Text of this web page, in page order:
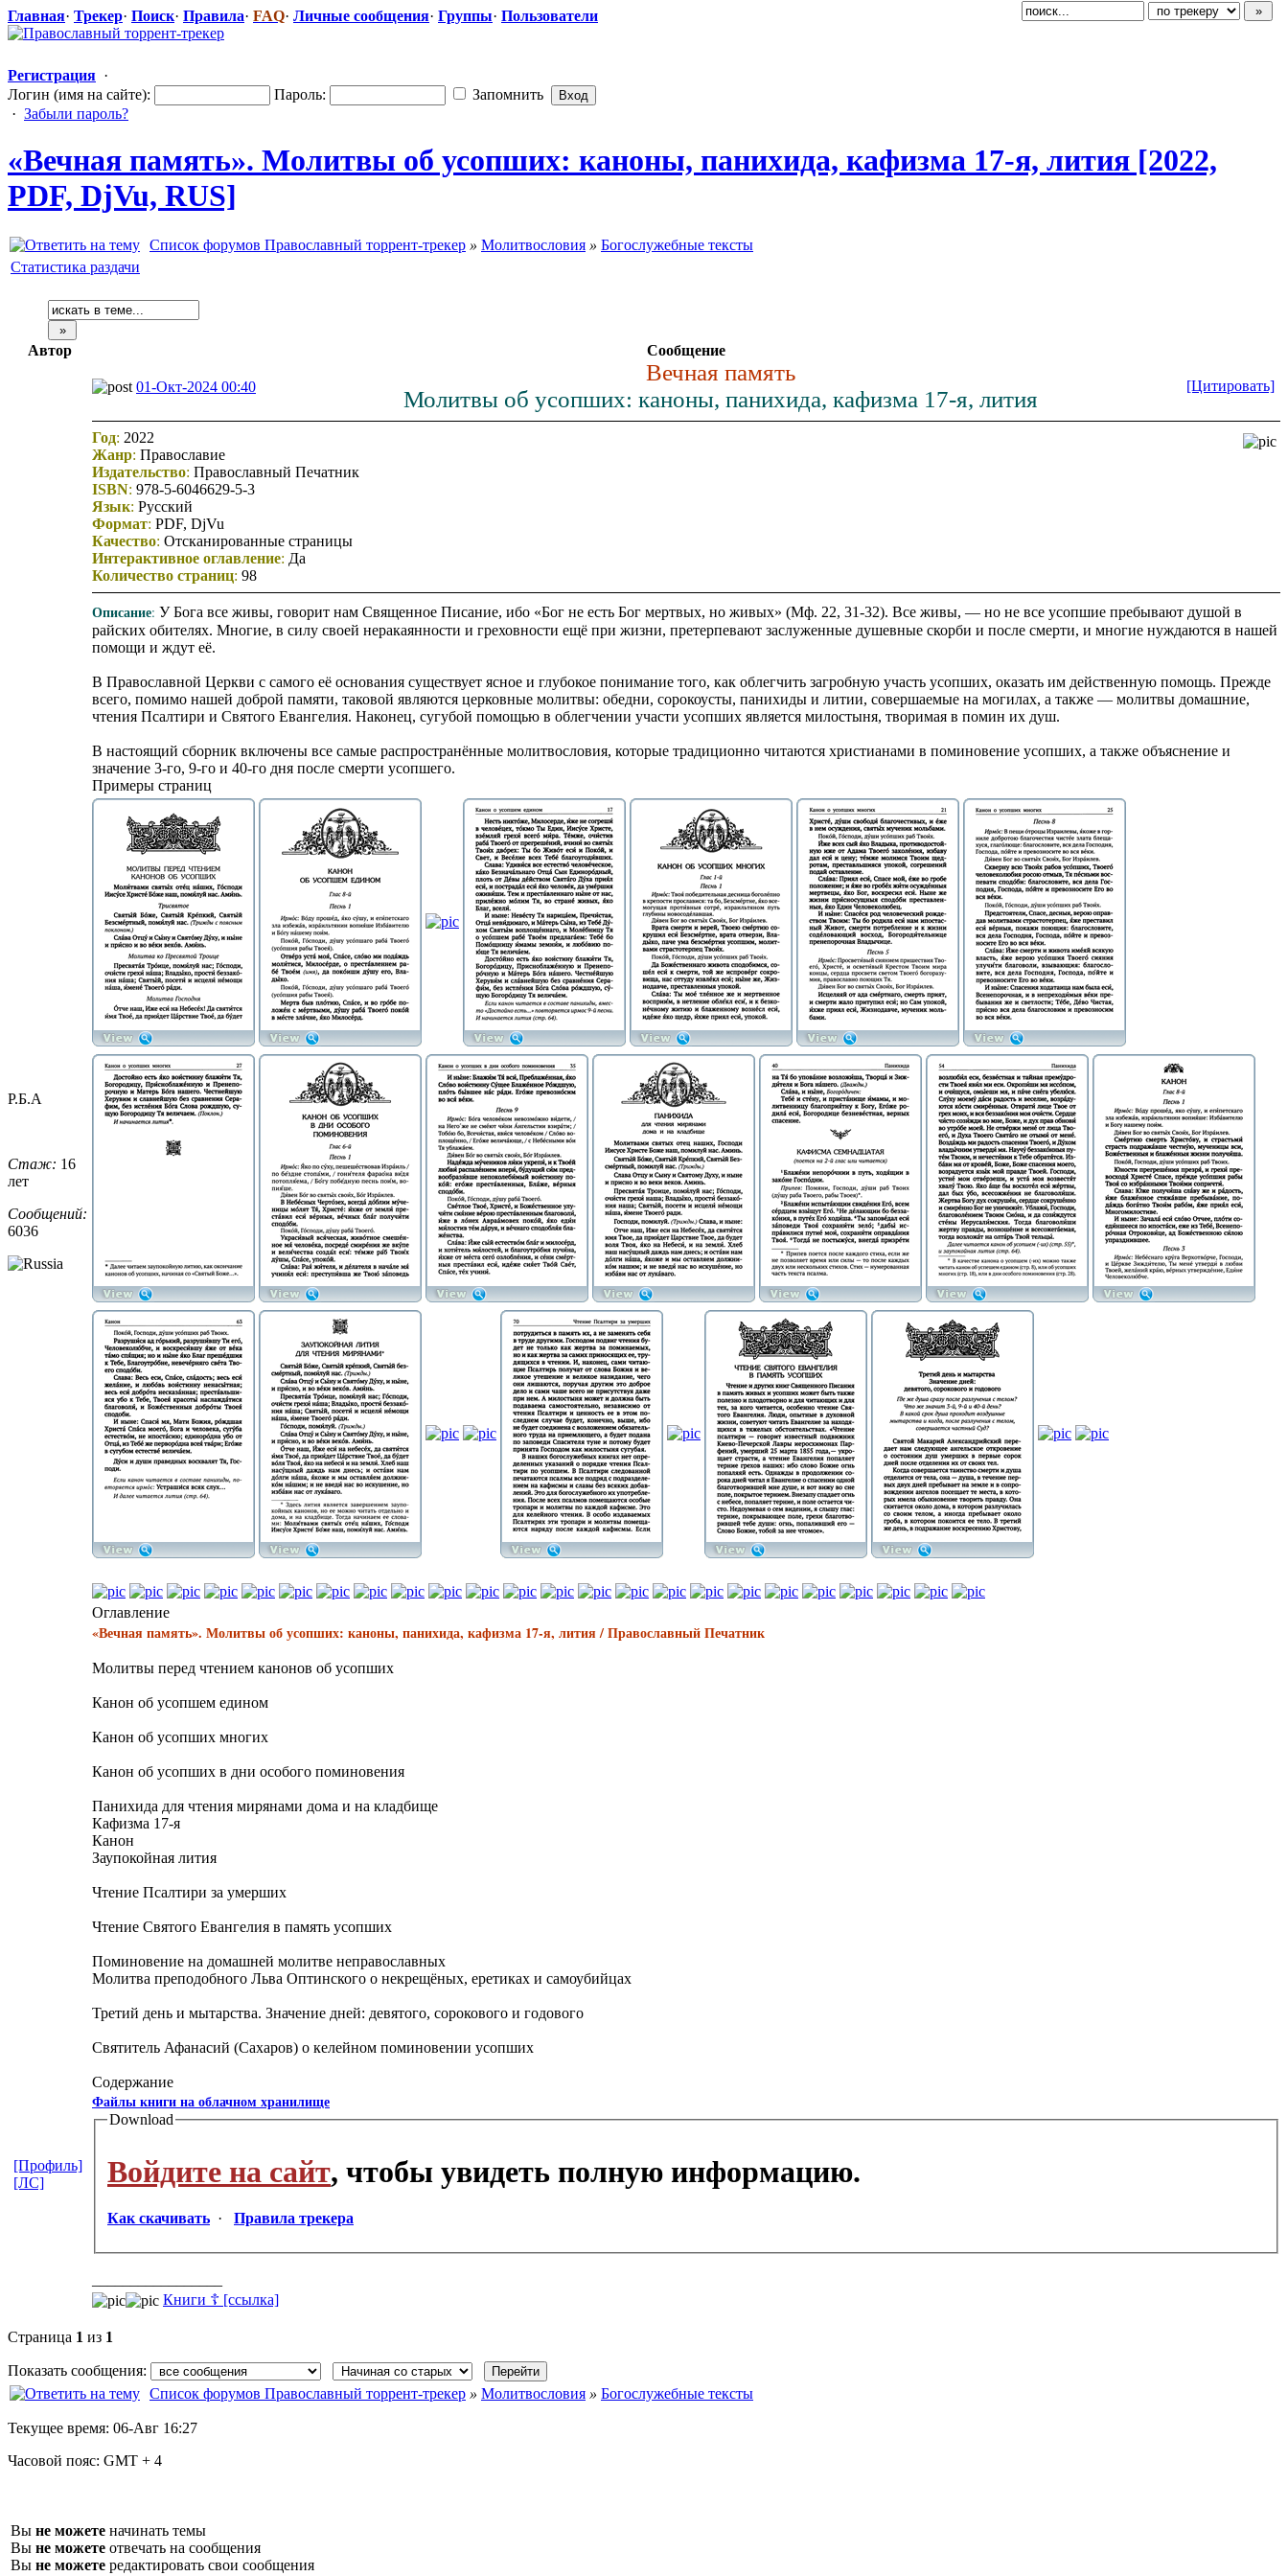
Главная· Трекер· Поиск· Правила· FAQ· Личные сообщения· Группы· Пользователи
Регистрация ·
Логин (имя на сайте):
Пароль:
Запомнить
· Забыли пароль?
«Вечная память». Молитвы об усопших: каноны, панихида, кафизма 17-я, лития [2022,
PDF, DjVu, RUS]
Список форумов Православный торрент-трекер » Молитвословия » Богослужебные тексты
Статистика раздачи
Автор Сообщение
Р.Б.А
Стаж: 16
лет
Сообщений:
6036
01-Окт-2024 00:40 [Цитировать]
Вечная память
Молитвы об усопших: каноны, панихида, кафизма 17-я, лития
Год: 2022
Жанр: Православие
Издательство: Православный Печатник
ISBN: 978-5-6046629-5-3
Язык: Русский
Формат: PDF, DjVu
Качество: Отсканированные страницы
Интерактивное оглавление: Да
Количество страниц: 98
Описание: У Бога все живы, говорит нам Священное Писание, ибо «Бог не есть Бог мертвых, но живых» (Мф. 22, 31-32). Все живы, — но не все усопшие пребывают душой в
райских обителях. Многие, в силу своей неракаянности и греховности ещё при жизни, претерпевают заслуженные душевные скорби и после смерти, и многие нуждаются в нашей
помощи и ждут её.
В Православной Церкви с самого её основания существует ясное и глубокое понимание того, как облегчить загробную участь усопших, оказать им действенную помощь. Прежде
всего, помимо нашей доброй памяти, таковой являются церковные молитвы: обедни, сорокоусты, панихиды и литии, совершаемые на могилах, а также — молитвы домашние,
чтения Псалтири и Святого Евангелия. Наконец, сугубой помощью в облегчении участи усопших является милостыня, творимая в помин их душ.
В настоящий сборник включены все самые распространённые молитвословия, которые традиционно читаются христианами в поминовение усопших, а также объяснение и
значение 3-го, 9-го и 40-го дня после смерти усопшего.
Примеры страниц
Оглавление
«Вечная память». Молитвы об усопших: каноны, панихида, кафизма 17-я, лития / Православный Печатник
Молитвы перед чтением канонов об усопших
Канон об усопшем едином
Канон об усопших многих
Канон об усопших в дни особого поминовения
Панихида для чтения мирянами дома и на кладбище
Кафизма 17-я
Канон
Заупокойная лития
Чтение Псалтири за умерших
Чтение Святого Евангелия в память усопших
Поминовение на домашней молитве неправославных
Молитва преподобного Льва Оптинского о некрещёных, еретиках и самоубийцах
Третий день и мытарства. Значение дней: девятого, сорокового и годового
Святитель Афанасий (Сахаров) о келейном поминовении усопших
Содержание
Файлы книги на облачном хранилище
Download
Войдите на сайт, чтобы увидеть полную информацию.
Как скачивать · Правила трекера
Книги ☦ [ссылка]
[Профиль]
[ЛС]
Страница 1 из 1
Показать сообщения:
Список форумов Православный торрент-трекер » Молитвословия » Богослужебные тексты
Текущее время: 06-Авг 16:27
Часовой пояс: GMT + 4
Вы не можете начинать темы
Вы не можете отвечать на сообщения
Вы не можете редактировать свои сообщения